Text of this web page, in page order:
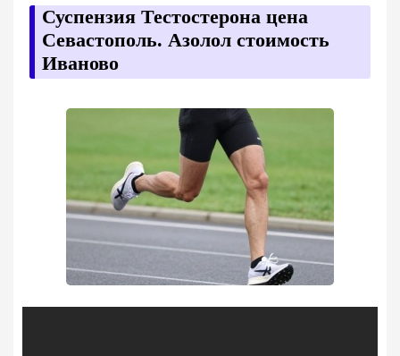
Суспензия Тестостерона цена
Севастополь. Азолол стоимость
Иваново